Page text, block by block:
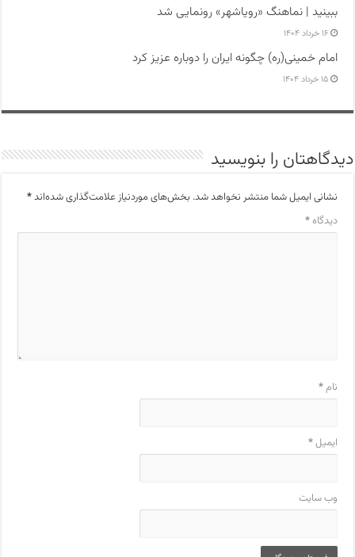
ببینید | نماهنگ «رویاشهر» رونمایی شد
۱۶ خرداد ۱۴۰۴
امام خمینی(ره) چگونه ایران را دوباره عزیز کرد
۱۵ خرداد ۱۴۰۴
دیدگاهتان را بنویسید
نشانی ایمیل شما منتشر نخواهد شد. بخش‌های موردنیاز علامت‌گذاری شده‌اند*
دیدگاه*
نام*
ایمیل*
وب‌ سایت